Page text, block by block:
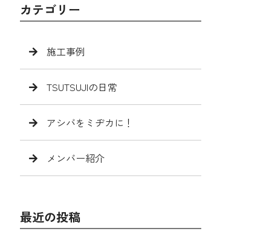
カテゴリー
施工事例
TSUTSUJIの日常
アシバをミヂカに！
メンバー紹介
最近の投稿